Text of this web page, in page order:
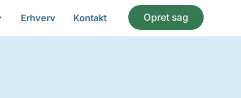
Erhverv Kontakt Opret sag